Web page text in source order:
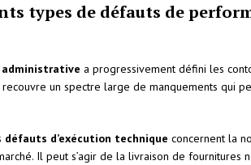
types de défauts de
administrative a progressivement défini les
un spectre large de manquements qui
défauts d’exécution technique concernent la
Il peut s’agir de la livraison de fournitures